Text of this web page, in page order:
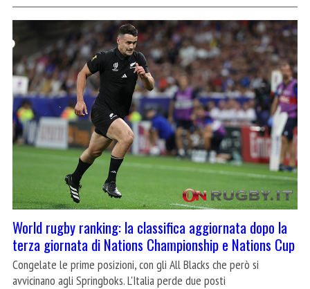
World rugby ranking: la classifica aggiornata dopo la
terza giornata di Nations Championship e Nations Cup
Congelate le prime posizioni, con gli All Blacks che però si
avvicinano agli Springboks. L'Italia perde due posti